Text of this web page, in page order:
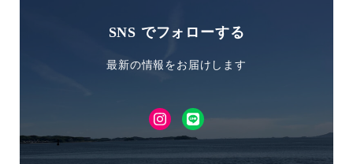
SNS でフォローする
最新の情報をお届けします
Instagram
LINE
友